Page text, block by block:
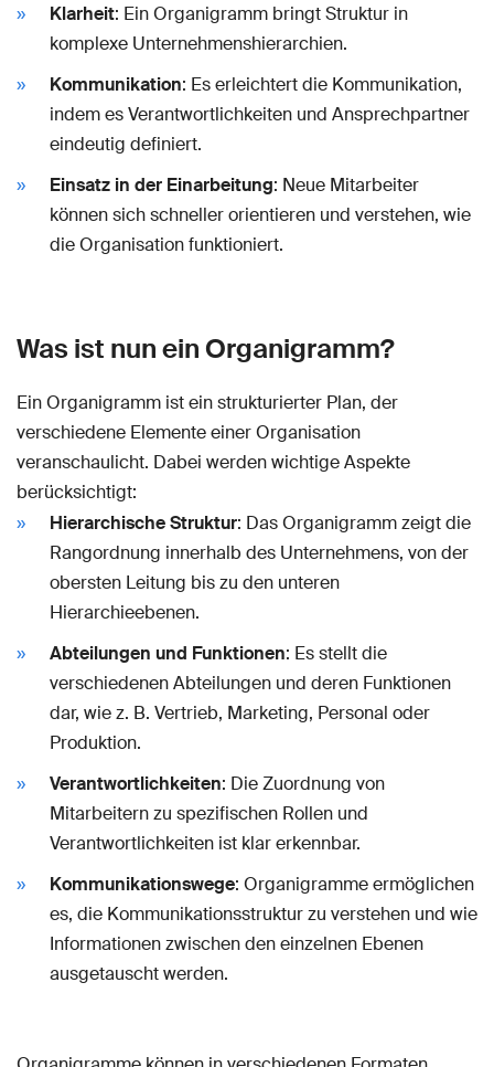
Klarheit: Ein Organigramm bringt Struktur in
komplexe Unternehmenshierarchien.
Kommunikation: Es erleichtert die Kommunikation,
indem es Verantwortlichkeiten und Ansprechpartner
eindeutig definiert.
Einsatz in der Einarbeitung: Neue Mitarbeiter
können sich schneller orientieren und verstehen, wie
die Organisation funktioniert.
Was ist nun ein Organigramm?
Ein Organigramm ist ein strukturierter Plan, der
verschiedene Elemente einer Organisation
veranschaulicht. Dabei werden wichtige Aspekte
berücksichtigt:
Hierarchische Struktur: Das Organigramm zeigt die
Rangordnung innerhalb des Unternehmens, von der
obersten Leitung bis zu den unteren
Hierarchieebenen.
Abteilungen und Funktionen: Es stellt die
verschiedenen Abteilungen und deren Funktionen
dar, wie z. B. Vertrieb, Marketing, Personal oder
Produktion.
Verantwortlichkeiten: Die Zuordnung von
Mitarbeitern zu spezifischen Rollen und
Verantwortlichkeiten ist klar erkennbar.
Kommunikationswege: Organigramme ermöglichen
es, die Kommunikationsstruktur zu verstehen und wie
Informationen zwischen den einzelnen Ebenen
ausgetauscht werden.